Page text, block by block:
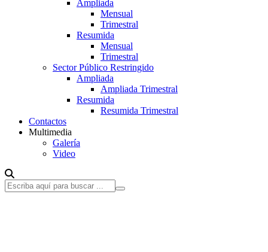
Ampliada
Mensual
Trimestral
Resumida
Mensual
Trimestral
Sector Público Restringido
Ampliada
Ampliada Trimestral
Resumida
Resumida Trimestral
Contactos
Multimedia
Galería
Video